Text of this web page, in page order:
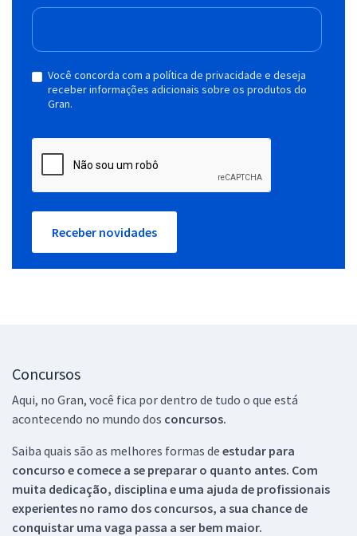
Você concorda com a política de privacidade e deseja
receber informações adicionais sobre os produtos do
Gran.
Receber novidades
Concursos
Aqui, no Gran, você fica por dentro de tudo o que está
acontecendo no mundo dos concursos.
Saiba quais são as melhores formas de estudar para
concurso e comece a se preparar o quanto antes. Com
muita dedicação, disciplina e uma ajuda de profissionais
experientes no ramo dos concursos, a sua chance de
conquistar uma vaga passa a ser bem maior.